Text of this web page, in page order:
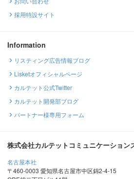
採用特設サイト
Information
リスティング広告情報ブログ
Lisketオフィシャルページ
カルテット公式Twitter
カルテット開発部ブログ
パートナー様専用フォーム
株式会社カルテットコミュニケーション
名古屋本社
〒460-0003 愛知県名古屋市中区錦2-4-15